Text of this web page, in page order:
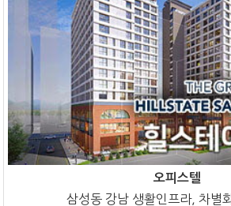
오피스텔
삼성동 강남 생활인프라, 차별